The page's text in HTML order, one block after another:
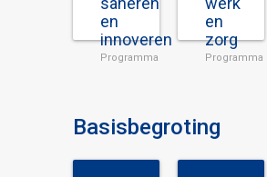
en
innoveren
Programma
en
zorg
Programma
Basisbegroting